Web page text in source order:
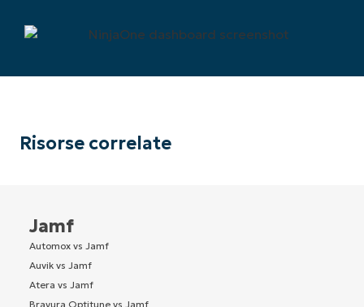
Risorse correlate
Jamf
Automox vs Jamf
Auvik vs Jamf
Atera vs Jamf
Bravura Optitune vs Jamf